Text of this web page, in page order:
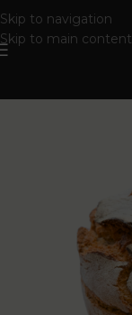
Skip to navigation
Skip to main content